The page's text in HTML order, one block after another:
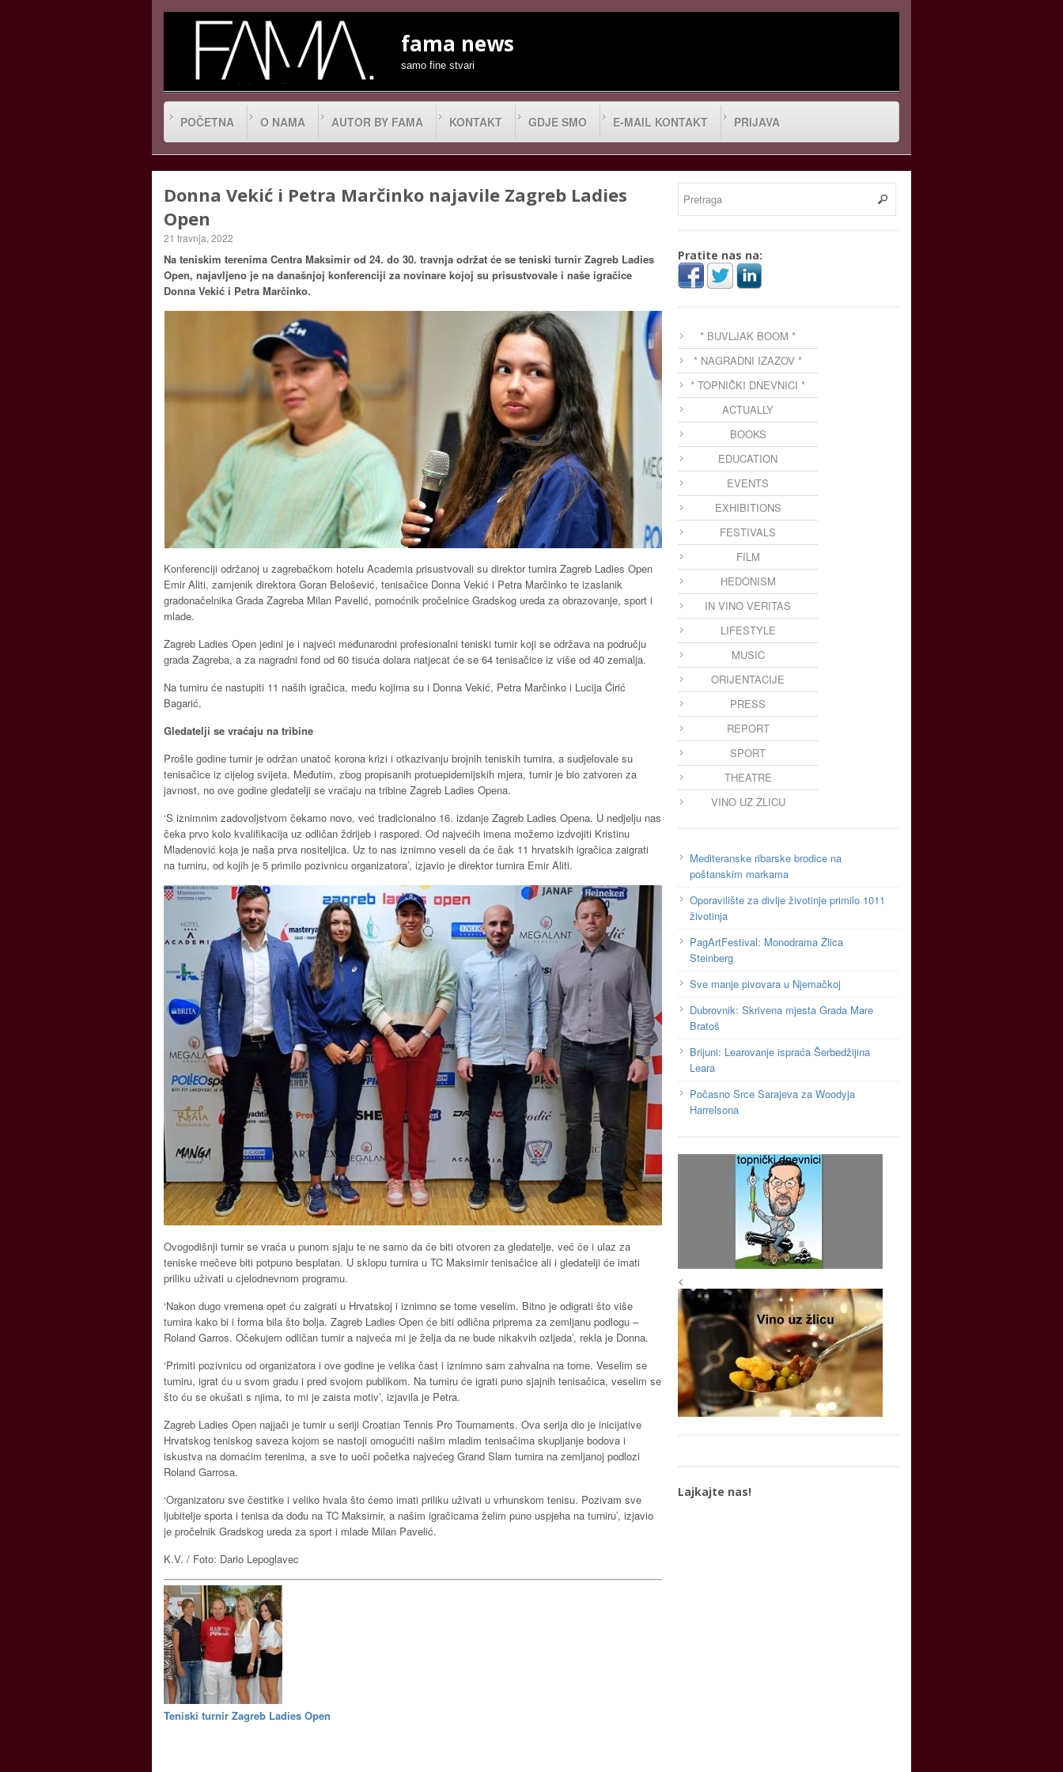
fama news
samo fine stvari
POČETNA O NAMA AUTOR BY FAMA KONTAKT GDJE SMO E-MAIL KONTAKT PRIJAVA
Donna Vekić i Petra Marčinko najavile Zagreb Ladies
Open
21 travnja, 2022
Na teniskim terenima Centra Maksimir od 24. do 30. travnja održat će se teniski turnir Zagreb Ladies
Open, najavljeno je na današnjoj konferenciji za novinare kojoj su prisustvovale i naše igračice
Donna Vekić i Petra Marčinko.
Konferenciji održanoj u zagrebačkom hotelu Academia prisustvovali su direktor turnira Zagreb Ladies Open
Emir Aliti, zamjenik direktora Goran Belošević, tenisačice Donna Vekić i Petra Marčinko te izaslanik
gradonačelnika Grada Zagreba Milan Pavelić, pomoćnik pročelnice Gradskog ureda za obrazovanje, sport i
mlade.
Zagreb Ladies Open jedini je i najveći međunarodni profesionalni teniski turnir koji se održava na području
grada Zagreba, a za nagradni fond od 60 tisuća dolara natjecat će se 64 tenisačice iz više od 40 zemalja.
Na turniru će nastupiti 11 naših igračica, među kojima su i Donna Vekić, Petra Marčinko i Lucija Ćirić
Bagarić.
Gledatelji se vraćaju na tribine
Prošle godine turnir je održan unatoč korona krizi i otkazivanju brojnih teniskih turnira, a sudjelovale su
tenisačice iz cijelog svijeta. Međutim, zbog propisanih protuepidemijskih mjera, turnir je bio zatvoren za
javnost, no ove godine gledatelji se vraćaju na tribine Zagreb Ladies Opena.
‘S iznimnim zadovoljstvom čekamo novo, već tradicionalno 16. izdanje Zagreb Ladies Opena. U nedjelju nas
čeka prvo kolo kvalifikacija uz odličan ždrijeb i raspored. Od najvećih imena možemo izdvojiti Kristinu
Mladenović koja je naša prva nositeljica. Uz to nas iznimno veseli da će čak 11 hrvatskih igračica zaigrati
na turniru, od kojih je 5 primilo pozivnicu organizatora’, izjavio je direktor turnira Emir Aliti.
Ovogodišnji turnir se vraća u punom sjaju te ne samo da će biti otvoren za gledatelje, već će i ulaz za
teniske mečeve biti potpuno besplatan. U sklopu turnira u TC Maksimir tenisačice ali i gledatelji će imati
priliku uživati u cjelodnevnom programu.
‘Nakon dugo vremena opet ću zaigrati u Hrvatskoj i iznimno se tome veselim. Bitno je odigrati što više
turnira kako bi i forma bila što bolja. Zagreb Ladies Open će biti odlična priprema za zemljanu podlogu –
Roland Garros. Očekujem odličan turnir a najveća mi je želja da ne bude nikakvih ozljeda’, rekla je Donna.
‘Primiti pozivnicu od organizatora i ove godine je velika čast i iznimno sam zahvalna na tome. Veselim se
turniru, igrat ću u svom gradu i pred svojom publikom. Na turniru će igrati puno sjajnih tenisačica, veselim se
što ću se okušati s njima, to mi je zaista motiv’, izjavila je Petra.
Zagreb Ladies Open najjači je turnir u seriji Croatian Tennis Pro Tournaments. Ova serija dio je inicijative
Hrvatskog teniskog saveza kojom se nastoji omogućiti našim mladim tenisačima skupljanje bodova i
iskustva na domaćim terenima, a sve to uoči početka najvećeg Grand Slam turnira na zemljanoj podlozi
Roland Garrosa.
‘Organizatoru sve čestitke i veliko hvala što ćemo imati priliku uživati u vrhunskom tenisu. Pozivam sve
ljubitelje sporta i tenisa da dođu na TC Maksimir, a našim igračicama želim puno uspjeha na turniru’, izjavio
je pročelnik Gradskog ureda za sport i mlade Milan Pavelić.
K.V. / Foto: Dario Lepoglavec
Teniski turnir Zagreb Ladies Open
Pratite nas na:
* BUVLJAK BOOM *
* NAGRADNI IZAZOV *
* TOPNIČKI DNEVNICI *
ACTUALLY
BOOKS
EDUCATION
EVENTS
EXHIBITIONS
FESTIVALS
FILM
HEDONISM
IN VINO VERITAS
LIFESTYLE
MUSIC
ORIJENTACIJE
PRESS
REPORT
SPORT
THEATRE
VINO UZ ŽLICU
Mediteranske ribarske brodice na
poštanskim markama
Oporavilište za divlje životinje primilo 1011
životinja
PagArtFestival: Monodrama Žlica
Steinberg
Sve manje pivovara u Njemačkoj
Dubrovnik: Skrivena mjesta Grada Mare
Bratoš
Brijuni: Learovanje ispraća Šerbedžijina
Leara
Počasno Srce Sarajeva za Woodyja
Harrelsona
<
Lajkajte nas!